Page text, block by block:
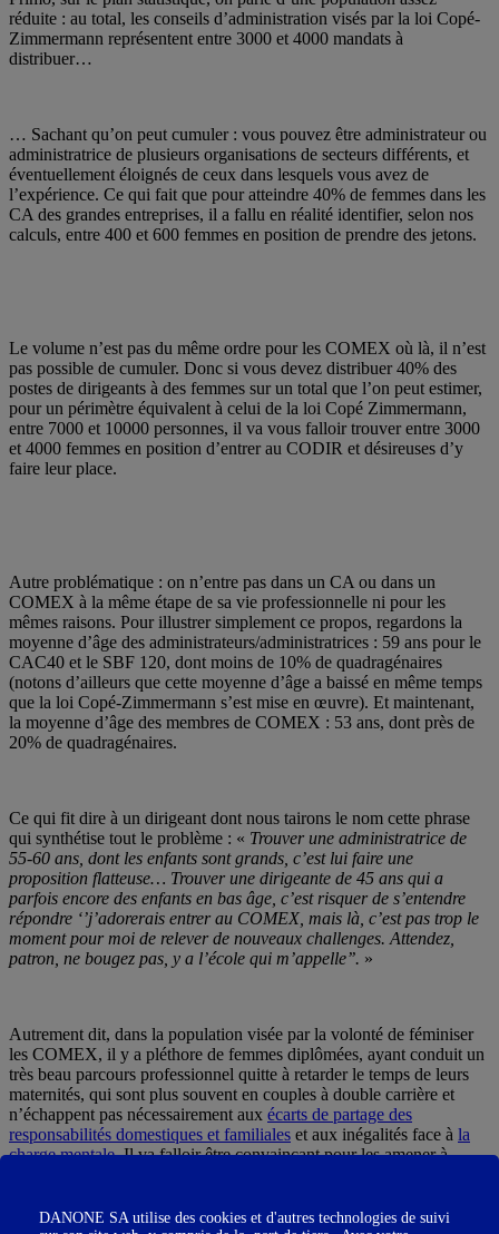
réduite : au total, les conseils d’administration visés par la loi Copé-
Zimmermann représentent entre 3000 et 4000 mandats à
distribuer…
… Sachant qu’on peut cumuler : vous pouvez être administrateur ou
administratrice de plusieurs organisations de secteurs différents, et
éventuellement éloignés de ceux dans lesquels vous avez de
l’expérience. Ce qui fait que pour atteindre 40% de femmes dans les
CA des grandes entreprises, il a fallu en réalité identifier, selon nos
calculs, entre 400 et 600 femmes en position de prendre des jetons.
Le volume n’est pas du même ordre pour les COMEX où là, il n’est
pas possible de cumuler. Donc si vous devez distribuer 40% des
postes de dirigeants à des femmes sur un total que l’on peut estimer,
pour un périmètre équivalent à celui de la loi Copé Zimmermann,
entre 7000 et 10000 personnes, il va vous falloir trouver entre 3000
et 4000 femmes en position d’entrer au CODIR et désireuses d’y
faire leur place.
Autre problématique : on n’entre pas dans un CA ou dans un
COMEX à la même étape de sa vie professionnelle ni pour les
mêmes raisons. Pour illustrer simplement ce propos, regardons la
moyenne d’âge des administrateurs/administratrices : 59 ans pour le
CAC40 et le SBF 120, dont moins de 10% de quadragénaires
(notons d’ailleurs que cette moyenne d’âge a baissé en même temps
que la loi Copé-Zimmermann s’est mise en œuvre). Et maintenant,
la moyenne d’âge des membres de COMEX : 53 ans, dont près de
20% de quadragénaires.
Ce qui fit dire à un dirigeant dont nous tairons le nom cette phrase
qui synthétise tout le problème : « Trouver une administratrice de
55-60 ans, dont les enfants sont grands, c’est lui faire une
proposition flatteuse… Trouver une dirigeante de 45 ans qui a
parfois encore des enfants en bas âge, c’est risquer de s’entendre
répondre ‘’j’adorerais entrer au COMEX, mais là, c’est pas trop le
moment pour moi de relever de nouveaux challenges. Attendez,
patron, ne bougez pas, y a l’école qui m’appelle’’. »
Autrement dit, dans la population visée par la volonté de féminiser
les COMEX, il y a pléthore de femmes diplômées, ayant conduit un
très beau parcours professionnel quitte à retarder le temps de leurs
maternités, qui sont plus souvent en couples à double carrière et
n’échappent pas nécessairement aux écarts de partage des
responsabilités domestiques et familiales et aux inégalités face à la
charge mentale. Il va falloir être convaincant pour les amener à
DANONE SA utilise des cookies et d'autres technologies de suivi